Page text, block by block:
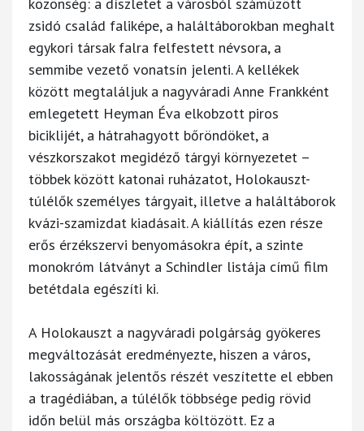
zsidó család faliképe, a haláltáborokban meghalt
egykori társak falra felfestett névsora, a
semmibe vezető vonatsín jelenti. A kellékek
között megtaláljuk a nagyváradi Anne Frankként
emlegetett Heyman Éva elkobzott piros
biciklijét, a hátrahagyott bőröndöket, a
vészkorszakot megidéző tárgyi környezetet –
többek között katonai ruházatot, Holokauszt-
túlélők személyes tárgyait, illetve a haláltáborok
kvázi-szamizdat kiadásait. A kiállítás ezen része
erős érzékszervi benyomásokra épít, a szinte
monokróm látványt a Schindler listája című film
betétdala egészíti ki.
A Holokauszt a nagyváradi polgárság gyökeres
megváltozását eredményezte, hiszen a város,
lakosságának jelentős részét veszítette el ebben
a tragédiában, a túlélők többsége pedig rövid
időn belül más országba költözött. Ez a